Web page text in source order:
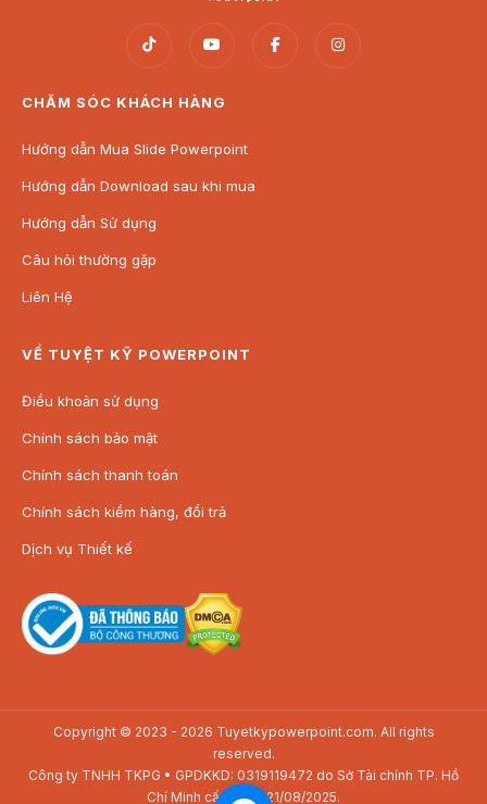
CHĂM SÓC KHÁCH HÀNG
Hướng dẫn Mua Slide Powerpoint
Hướng dẫn Download sau khi mua
Hướng dẫn Sử dụng
Câu hỏi thường gặp
Liên Hệ
VỀ TUYỆT KỸ POWERPOINT
Điều khoản sử dụng
Chính sách bảo mật
Chính sách thanh toán
Chính sách kiểm hàng, đổi trả
Dịch vụ Thiết kế
Copyright © 2023 - 2026 Tuyetkypowerpoint.com. All rights
reserved.
Công ty TNHH TKPG • GPDKKD: 0319119472 do Sở Tài chính TP. Hồ
Chí Minh cấp ngày 21/08/2025.